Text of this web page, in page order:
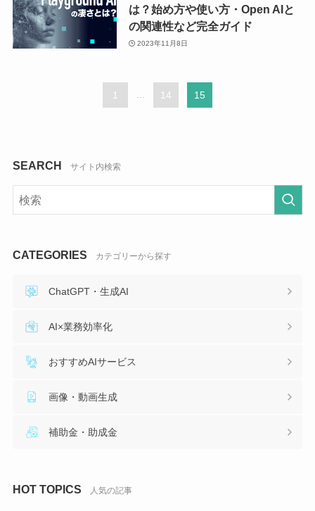
は？始め方や使い方・Open AIと
の関連性など完全ガイド
2023年11月8日
1 14 15
SEARCH サイト内検索
CATEGORIES カテゴリーから探す
ChatGPT・生成AI
AI×業務効率化
おすすめAIサービス
画像・動画生成
補助金・助成金
HOT TOPICS 人気の記事